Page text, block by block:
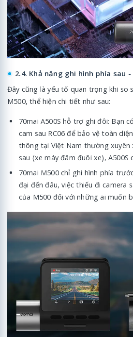
2.4. Khả năng ghi hình phía sau
Đây cũng là yếu tố quan trọng khi so
M500, thể hiện chi tiết như sau:
70mai A500S hỗ trợ ghi đôi: Bạn
cam sau RC06 để bảo vệ toàn
thông tại Việt Nam thường xuyên
sau (xe máy đâm đuôi xe), A500S
70mai M500 chỉ ghi hình phía
đại đến đâu, việc thiếu đi camera
của M500 đối với những ai muốn